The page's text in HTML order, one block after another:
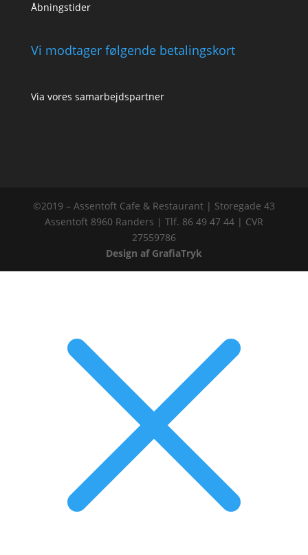
Åbningstider
Vi modtager følgende betalingskort
Via vores samarbejdspartner
©2019 – Assentoft Cafe & Restaurant | Storegade 43
Assentoft 8960 Randers | Tlf. 86 49 47 44 | CVR
27559786
Design af GrafiaTryk